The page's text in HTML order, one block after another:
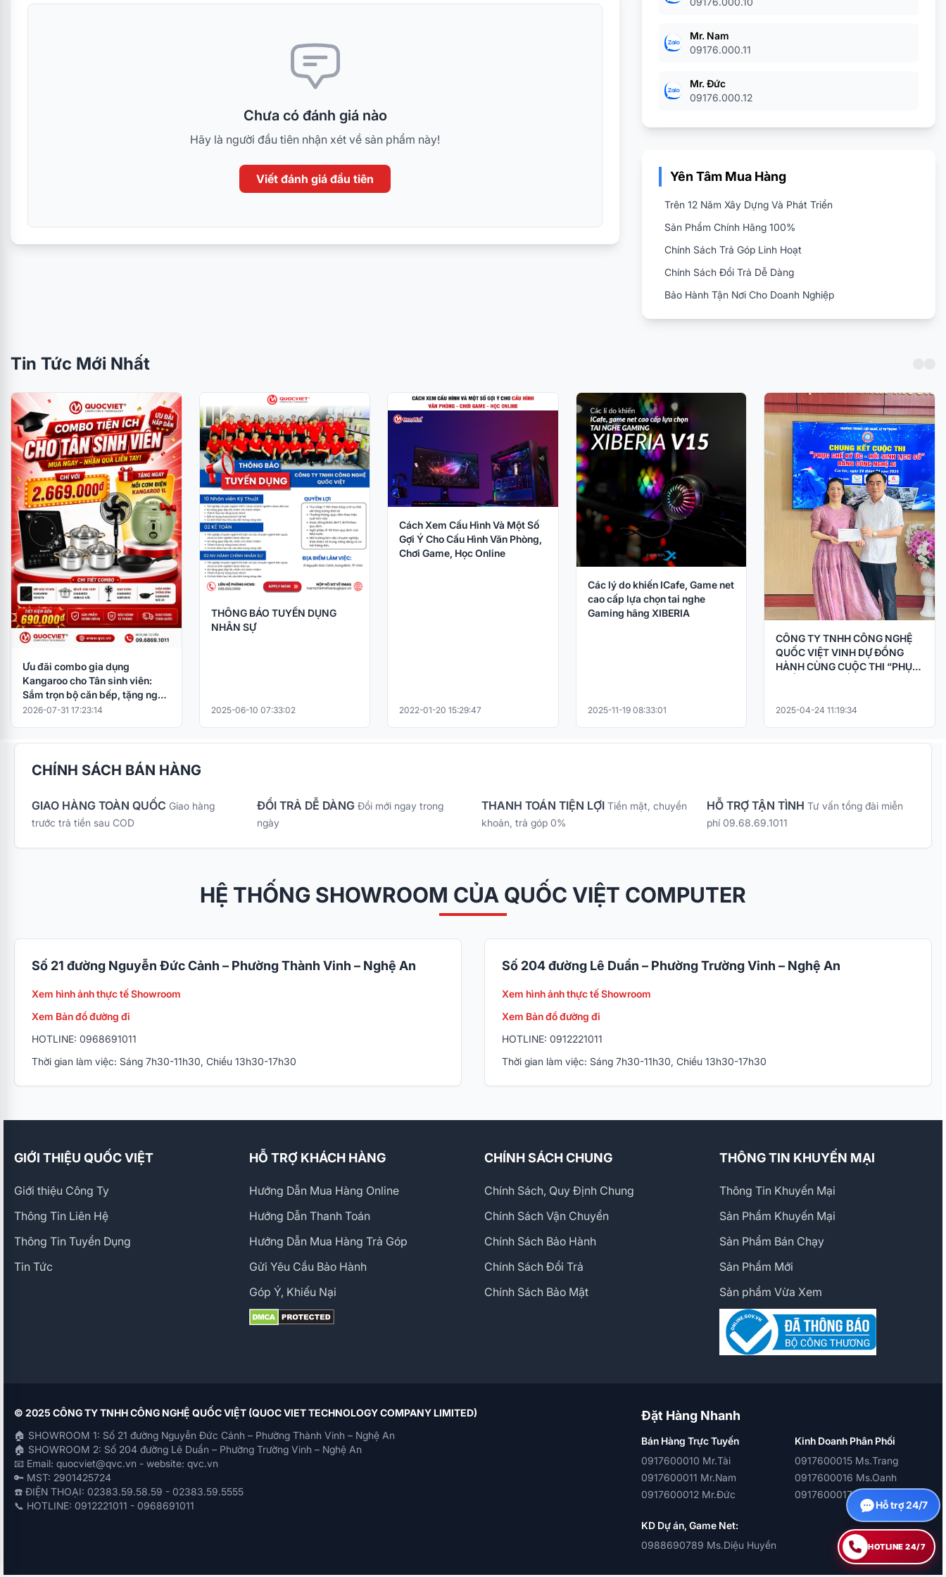
HOTLINE 24/7
kết nối vs camera và được kết nối lại,
mất kết nối từ thẻ nhớ camera để ghi
Chưa có đánh giá nào
Hãy là người đầu tiên nhận xét về sản phẩm này!
Viết đánh giá đầu tiên
Mr. Nam
09176.000.11
Mr. Đức
09176.000.12
Yên Tâm Mua Hàng
Trên 12 Năm Xây Dựng Và Phát Triển
Sản Phẩm Chính Hãng 100%
Chính Sách Trả Góp Linh Hoạt
Chính Sách Đổi Trả Dễ Dàng
Bảo Hành Tận Nơi Cho Doanh Nghiệp
Tin Tức Mới Nhất
Ưu đãi combo gia dụng
Kangaroo cho Tân sinh viên:
Sắm trọn bộ căn bếp, tặng ngay
nồi cơm điện
2026-07-31 17:23:14
THÔNG BÁO TUYỂN DỤNG
NHÂN SỰ
2025-06-10 07:33:02
Cách Xem Cấu Hình Và Một Số
Gợi Ý Cho Cấu Hình Văn Phòng,
Chơi Game, Học Online
2022-01-20 15:29:47
Các lý do khiến ICafe, Game net
cao cấp lựa chọn tai nghe
Gaming hãng XIBERIA
2025-11-19 08:33:01
CÔNG TY TNHH CÔNG NGHỆ
QUỐC VIỆT VINH DỰ ĐỒNG
HÀNH CÙNG CUỘC THI “PHỤC
2025-04-24 11:19:34
CHÍNH SÁCH BÁN HÀNG
GIAO HÀNG TOÀN QUỐC Giao hàng
trước trả tiền sau COD
ĐỔI TRẢ DỄ DÀNG Đổi mới ngay trong
ngày
THANH TOÁN TIỆN LỢI Tiền mặt, chuyển
khoản, trả góp 0%
HỖ TRỢ TẬN TÌNH Tư vấn tổng đài miễn
phí 09.68.69.1011
HỆ THỐNG SHOWROOM CỦA QUỐC VIỆT COMPUTER
Số 21 đường Nguyễn Đức Cảnh – Phường Thành Vinh – Nghệ An
Xem hình ảnh thực tế Showroom
Xem Bản đồ đường đi
HOTLINE: 0968691011
Thời gian làm việc: Sáng 7h30-11h30, Chiều 13h30-17h30
Số 204 đường Lê Duẩn – Phường Trường Vinh – Nghệ An
Xem hình ảnh thực tế Showroom
Xem Bản đồ đường đi
HOTLINE: 0912221011
Thời gian làm việc: Sáng 7h30-11h30, Chiều 13h30-17h30
GIỚI THIỆU QUỐC VIỆT
Giới thiệu Công Ty
Thông Tin Liên Hệ
Thông Tin Tuyển Dụng
Tin Tức
HỖ TRỢ KHÁCH HÀNG
Hướng Dẫn Mua Hàng Online
Hướng Dẫn Thanh Toán
Hướng Dẫn Mua Hàng Trả Góp
Gửi Yêu Cầu Bảo Hành
Góp Ý, Khiếu Nại
CHÍNH SÁCH CHUNG
Chính Sách, Quy Định Chung
Chính Sách Vận Chuyển
Chính Sách Bảo Hành
Chính Sách Đổi Trả
Chính Sách Bảo Mật
THÔNG TIN KHUYẾN MẠI
Thông Tin Khuyến Mại
Sản Phẩm Khuyến Mại
Sản Phẩm Bán Chạy
Sản Phẩm Mới
Sản phẩm Vừa Xem
© 2025 CÔNG TY TNHH CÔNG NGHỆ QUỐC VIỆT (QUOC VIET TECHNOLOGY COMPANY LIMITED)
🏠 SHOWROOM 1: Số 21 đường Nguyễn Đức Cảnh – Phường Thành Vinh – Nghệ An
🏠 SHOWROOM 2: Số 204 đường Lê Duẩn – Phường Trường Vinh – Nghệ An
📧 Email: quocviet@qvc.vn - website: qvc.vn
🔑 MST: 2901425724
☎️ ĐIỆN THOẠI: 02383.59.58.59 - 02383.59.5555
📞 HOTLINE: 0912221011 - 0968691011
Đặt Hàng Nhanh
Bán Hàng Trực Tuyến
0917600010 Mr.Tài
0917600011 Mr.Nam
0917600012 Mr.Đức
Kinh Doanh Phân Phối
0917600015 Ms.Trang
0917600016 Ms.Oanh
0917600017 Ms.Quỳnh
KD Dự án, Game Net:
0988690789 Ms.Diệu Huyền
Hỗ trợ 24/7